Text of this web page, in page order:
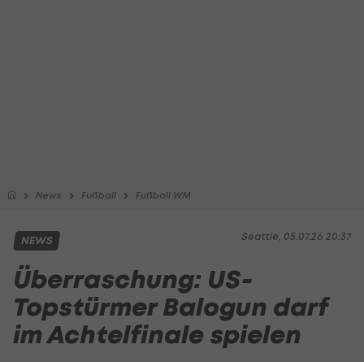
News Fußball Fußball WM
Seattle, 05.07.26 20:37
NEWS
Überraschung: US-
Topstürmer Balogun darf
im Achtelfinale spielen